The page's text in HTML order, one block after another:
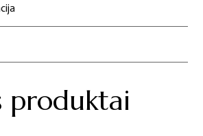
produktai